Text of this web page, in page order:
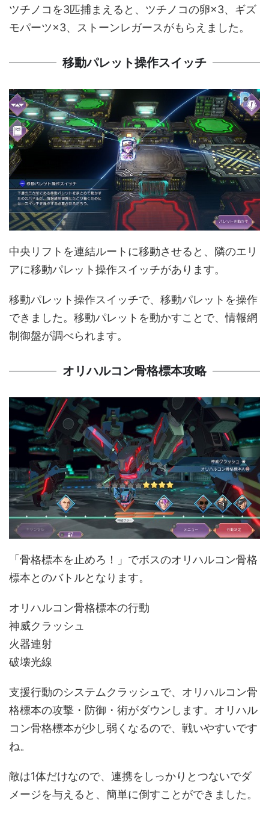
ツチノコを3匹捕まえると、ツチノコの卵×3、ギズ
モパーツ×3、ストーンレガースがもらえました。
移動パレット操作スイッチ
中央リフトを連結ルートに移動させると、隣のエリ
アに移動パレット操作スイッチがあります。
移動パレット操作スイッチで、移動パレットを操作
できました。移動パレットを動かすことで、情報網
制御盤が調べられます。
オリハルコン骨格標本攻略
「骨格標本を止めろ！」でボスのオリハルコン骨格
標本とのバトルとなります。
オリハルコン骨格標本の行動
神威クラッシュ
火器連射
破壊光線
支援行動のシステムクラッシュで、オリハルコン骨
格標本の攻撃・防御・術がダウンします。オリハル
コン骨格標本が少し弱くなるので、戦いやすいです
ね。
敵は1体だけなので、連携をしっかりとつないでダ
メージを与えると、簡単に倒すことができました。